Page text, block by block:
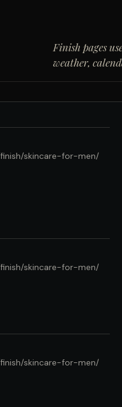
Finish pages
weather,
skincare-for-men/
skincare-for-men/
skincare-for-men/